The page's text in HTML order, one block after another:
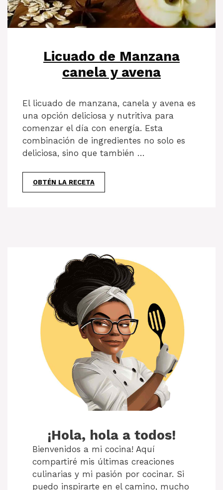
Licuado de Manzana
canela y avena
El licuado de manzana, canela y avena es
una opción deliciosa y nutritiva para
comenzar el día con energía. Esta
combinación de ingredientes no solo es
deliciosa, sino que también …
OBTÉN LA RECETA
¡Hola, hola a todos!
Bienvenidos a mi cocina! Aquí
compartiré mis últimas creaciones
culinarias y mi pasión por cocinar. Si
puedo inspirarte en el camino, mucho